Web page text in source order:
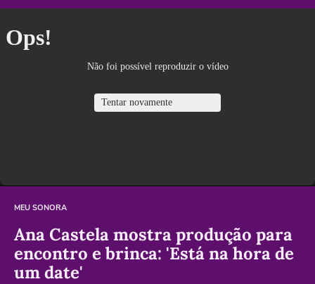
MEU SONORA
Ana Castela mostra produção para
encontro e brinca: 'Está na hora de
um date'